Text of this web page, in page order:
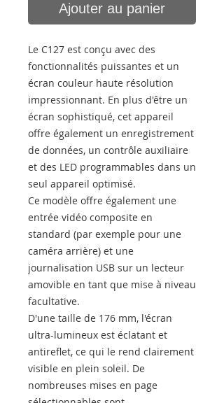
Ajouter au panier
Le C127 est conçu avec des
fonctionnalités puissantes et un
écran couleur haute résolution
impressionnant. En plus d'être un
écran sophistiqué, cet appareil
offre également un enregistrement
de données, un contrôle auxiliaire
et des LED programmables dans un
seul appareil optimisé.
Ce modèle offre également une
entrée vidéo composite en
standard (par exemple pour une
caméra arrière) et une
journalisation USB sur un lecteur
amovible en tant que mise à niveau
facultative.
D'une taille de 176 mm, l'écran
ultra-lumineux est éclatant et
antireflet, ce qui le rend clairement
visible en plein soleil. De
nombreuses mises en page